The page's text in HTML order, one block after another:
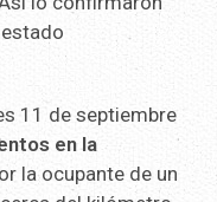
11 de septiembre
en la
la ocupante de un